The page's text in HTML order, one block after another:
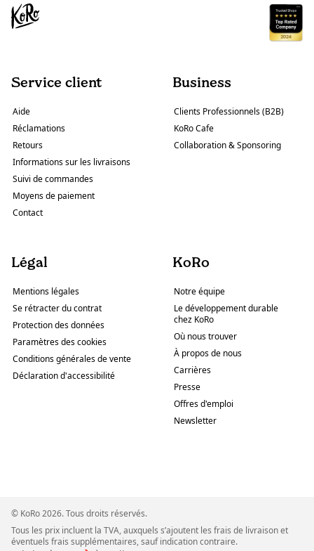
Service client
Aide
Réclamations
Retours
Informations sur les livraisons
Suivi de commandes
Moyens de paiement
Contact
Business
Clients Professionnels (B2B)
KoRo Cafe
Collaboration & Sponsoring
Légal
Mentions légales
Se rétracter du contrat
Protection des données
Paramètres des cookies
Conditions générales de vente
Déclaration d'accessibilité
KoRo
Notre équipe
Le développement durable
chez KoRo
Où nous trouver
À propos de nous
Carrières
Presse
Offres d'emploi
Newsletter
© KoRo 2026. Tous droits réservés.
Tous les prix incluent la TVA, auxquels s’ajoutent les frais de livraison et
éventuels frais supplémentaires, sauf indication contraire.